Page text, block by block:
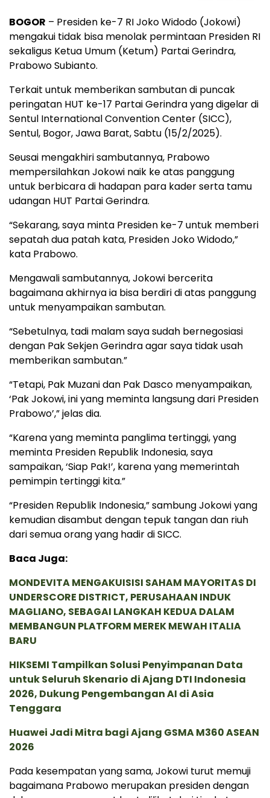
BOGOR – Presiden ke-7 RI Joko Widodo (Jokowi)
mengakui tidak bisa menolak permintaan Presiden RI
sekaligus Ketua Umum (Ketum) Partai Gerindra,
Prabowo Subianto.
Terkait untuk memberikan sambutan di puncak
peringatan HUT ke-17 Partai Gerindra yang digelar di
Sentul International Convention Center (SICC),
Sentul, Bogor, Jawa Barat, Sabtu (15/2/2025).
Seusai mengakhiri sambutannya, Prabowo
mempersilahkan Jokowi naik ke atas panggung
untuk berbicara di hadapan para kader serta tamu
udangan HUT Partai Gerindra.
“Sekarang, saya minta Presiden ke-7 untuk memberi
sepatah dua patah kata, Presiden Joko Widodo,”
kata Prabowo.
Mengawali sambutannya, Jokowi bercerita
bagaimana akhirnya ia bisa berdiri di atas panggung
untuk menyampaikan sambutan.
“Sebetulnya, tadi malam saya sudah bernegosiasi
dengan Pak Sekjen Gerindra agar saya tidak usah
memberikan sambutan.”
“Tetapi, Pak Muzani dan Pak Dasco menyampaikan,
‘Pak Jokowi, ini yang meminta langsung dari Presiden
Prabowo’,” jelas dia.
“Karena yang meminta panglima tertinggi, yang
meminta Presiden Republik Indonesia, saya
sampaikan, ‘Siap Pak!’, karena yang memerintah
pemimpin tertinggi kita.”
“Presiden Republik Indonesia,” sambung Jokowi yang
kemudian disambut dengan tepuk tangan dan riuh
dari semua orang yang hadir di SICC.
Baca Juga:
MONDEVITA MENGAKUISISI SAHAM MAYORITAS DI
UNDERSCORE DISTRICT, PERUSAHAAN INDUK
MAGLIANO, SEBAGAI LANGKAH KEDUA DALAM
MEMBANGUN PLATFORM MEREK MEWAH ITALIA
BARU
HIKSEMI Tampilkan Solusi Penyimpanan Data
untuk Seluruh Skenario di Ajang DTI Indonesia
2026, Dukung Pengembangan AI di Asia
Tenggara
Huawei Jadi Mitra bagi Ajang GSMA M360 ASEAN
2026
Pada kesempatan yang sama, Jokowi turut memuji
bagaimana Prabowo merupakan presiden dengan